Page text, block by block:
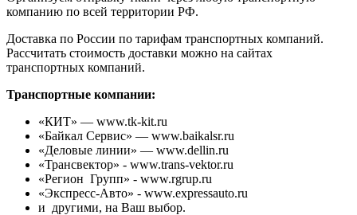
компанию по всей территории РФ.
Доставка по России по тарифам транспортных компаний.
Рассчитать стоимость доставки можно на сайтах
транспортных компаний.
Транспортные компании:
«КИТ» — www.tk-kit.ru
«Байкал Сервис» — www.baikalsr.ru
«Деловые линии» — www.dellin.ru
«Трансвектор» - www.trans-vektor.ru
«Регион Групп» - www.rgrup.ru
«Экспресс-Авто» - www.expressauto.ru
и другими, на Ваш выбор.